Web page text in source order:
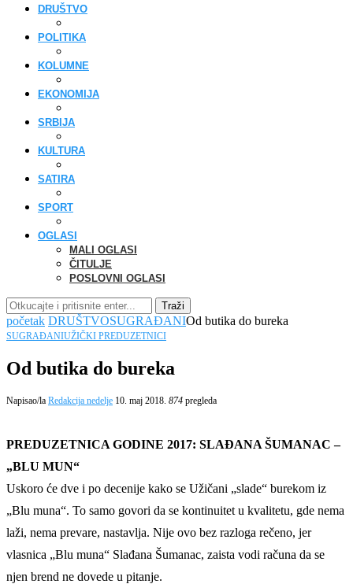
DRUŠTVO
POLITIKA
KOLUMNE
EKONOMIJA
SRBIJA
KULTURA
SATIRA
SPORT
OGLASI
MALI OGLASI
ČITULJE
POSLOVNI OGLASI
Traži
početak DRUŠTVOSUGRAĐANIOd butika do bureka
SUGRAĐANIUŽIČKI PREDUZETNICI
Od butika do bureka
Napisao/la Redakcija nedelje 10. maj 2018. 874 pregleda
PREDUZETNICA GODINE 2017: SLAĐANA ŠUMANAC –
„BLU MUN“
Uskoro će dve i po decenije kako se Užičani „slade“ burekom iz
„Blu muna“. To samo govori da se kontinuitet u kvalitetu, gde nema
laži, nema prevare, nastavlja. Nije ovo bez razloga rečeno, jer
vlasnica „Blu muna“ Slađana Šumanac, zaista vodi računa da se
njen brend ne dovede u pitanje.